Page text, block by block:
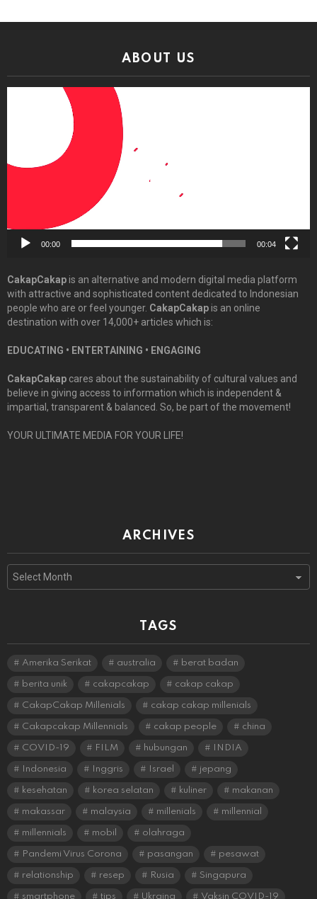
ABOUT US
00:00 00:04
CakapCakapis an alternative and modern digital media platform
with attractive and sophisticated content dedicated to Indonesian
people who are or feel younger. CakapCakapis an online
destination with over 14,000+ articles which is:
EDUCATING • ENTERTAINING • ENGAGING
CakapCakap cares about the sustainability of cultural values and
believe in giving access to information which is independent &
impartial, transparent & balanced. So, be part of the movement!
YOUR ULTIMATE MEDIA FOR YOUR LIFE!
ARCHIVES
TAGS
Amerika Serikat australia berat badan
berita unik cakapcakap cakap cakap
CakapCakap Millenials cakap cakap millenials
Cakapcakap Millennials cakap people china
COVID-19 FILM hubungan INDIA
Indonesia Inggris Israel jepang
kesehatan korea selatan kuliner makanan
makassar malaysia millenials millennial
millennials mobil olahraga
Pandemi Virus Corona pasangan pesawat
relationship resep Rusia Singapura
smartphone tips Ukraina Vaksin COVID-19